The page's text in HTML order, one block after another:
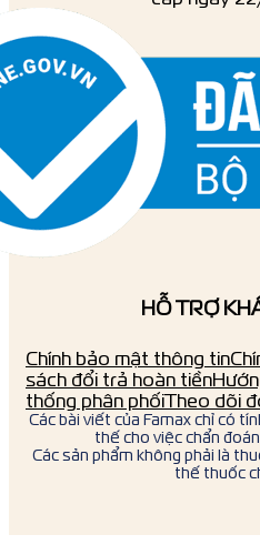
HỖ TRỢ
Chính bảo mật thông tin
sách đổi trả hoàn tiền
thống phân phốiTheo dõi
Các bài viết của Famax chỉ có
thế cho việc chẩn
Các sản phẩm không phải là
thế thuốc